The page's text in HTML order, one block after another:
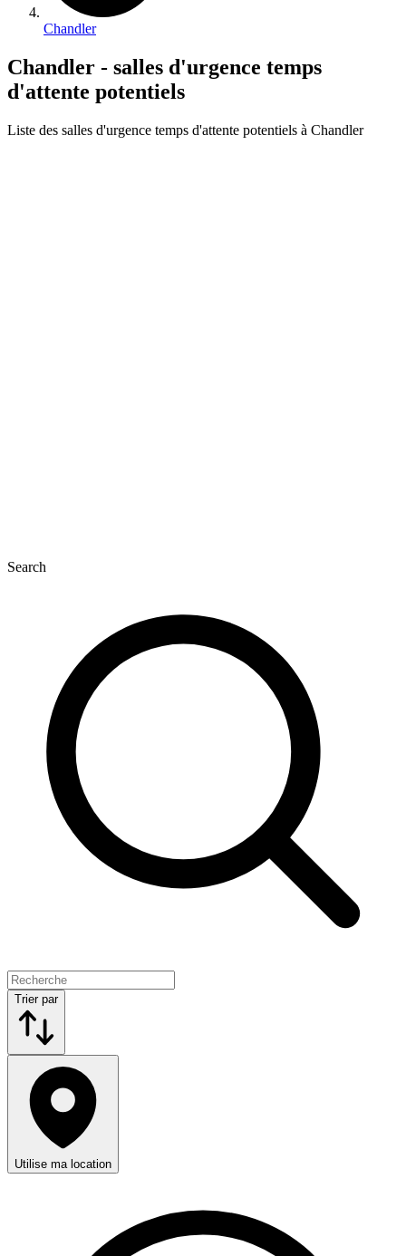
Chandler
Chandler - salles d'urgence temps
d'attente potentiels
Liste des salles d'urgence temps d'attente potentiels à Chandler
Search
Trier par
Utilise ma location